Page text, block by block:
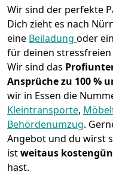
Wir sind der perfekte
Dich zieht es nach
eine Beiladung oder ein
für deinen
Wir sind das
Ansprüche zu 100 %
wir in Essen die
Kleintransporte,
Behördenumzug.
Angebot und du wirst
istweitaus
hast.